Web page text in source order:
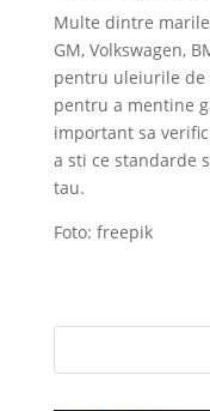
Multe dintre
GM, Volkswagen,
pentru uleiurile de
pentru a mentine
important sa
a sti ce standarde
tau.
Foto: freepik